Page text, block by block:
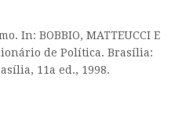
In: BOBBIO, MATTEUCCI E
de Política. Brasília:
11a ed., 1998.